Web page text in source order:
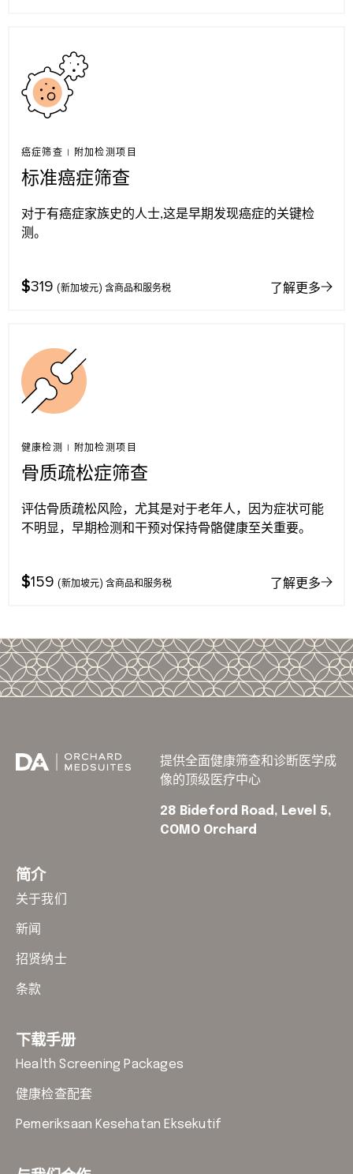
癌症筛查 | 附加检测项目
标准癌症筛查
对于有癌症家族史的人士,这是早期发现癌症的关键检
测。
$319 (新加坡元) 含商品和服务税 了解更多
健康检测 | 附加检测项目
骨质疏松症筛查
评估骨质疏松风险，尤其是对于老年人，因为症状可能
不明显，早期检测和干预对保持骨骼健康至关重要。
$159 (新加坡元) 含商品和服务税 了解更多
提供全面健康筛查和诊断医学成
像的顶级医疗中心
28 Bideford Road, Level 5,
COMO Orchard
简介
关于我们
新闻
招贤纳士
条款
下载手册
Health Screening Packages
健康检查配套
Pemeriksaan Kesehatan Eksekutif